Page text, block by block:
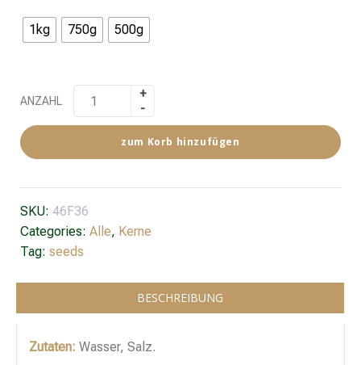
1kg 750g 500g
ANZAHL
zum Korb hinzufügen
SKU: 46F36
Categories: Alle, Kerne
Tag: seeds
BESCHREIBUNG
Zutaten: Wasser, Salz.